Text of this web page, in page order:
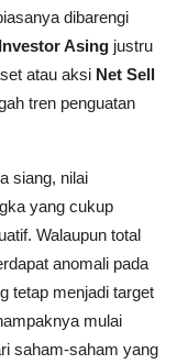
dibarengi
Investor Asing justru
atau aksi Net Sell
tren penguatan
siang, nilai
yang cukup
Walaupun total
anomali pada
tetap menjadi target
mulai
saham-saham yang